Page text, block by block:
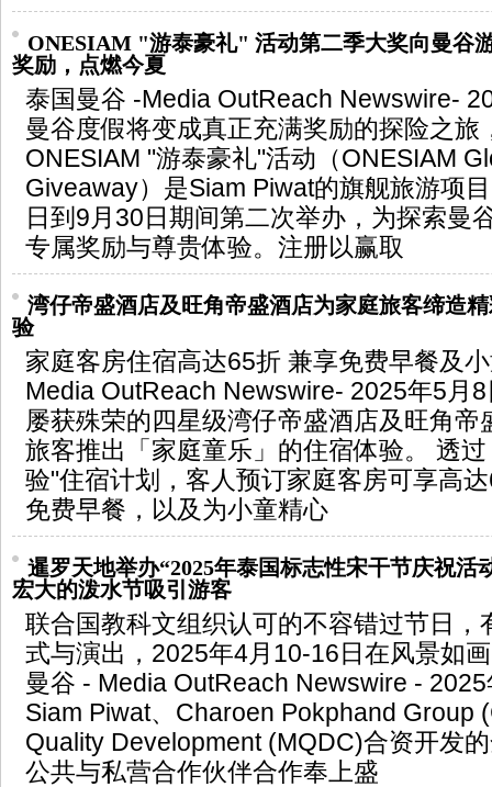
ONESIAM "游泰豪礼" 活动第二季大奖向曼谷
奖励，点燃今夏
泰国曼谷 -Media OutReach Newswire-
曼谷度假将变成真正充满奖励的探险之旅
ONESIAM "游泰豪礼"活动（ONESIAM
Giveaway）是Siam Piwat的旗舰旅游项
日到9月30日期间第二次举办，为探索曼
专属奖励与尊贵体验。注册以赢取
湾仔帝盛酒店及旺角帝盛酒店为家庭旅客缔造
验
家庭客房住宿高达65折 兼享免费早餐及
Media OutReach Newswire- 2025年5月
屡获殊荣的四星级湾仔帝盛酒店及旺角帝
旅客推出「家庭童乐」的住宿体验。 透过
验"住宿计划，客人预订家庭客房可享高
免费早餐，以及为小童精心
暹罗天地举办“2025年泰国标志性宋干节庆祝活
宏大的泼水节吸引游客
联合国教科文组织认可的不容错过节日，
式与演出，2025年4月10-16日在风景如
曼谷 - Media OutReach Newswire -
Siam Piwat、Charoen Pokphand Group
Quality Development (MQDC)合资开发
公共与私营合作伙伴合作奉上盛